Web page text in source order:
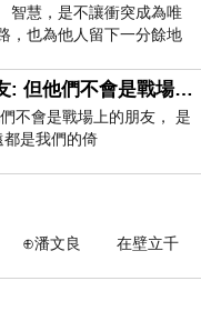
智慧，是不讓衝突成為唯
，也為他人留下一分餘地
我們在國外留學時會結交一些好朋友: 但他們不會是戰場上的朋友
不會是戰場上的朋友， 是
是我們的倚
立千